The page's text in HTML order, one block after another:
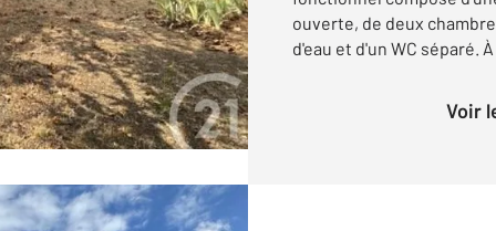
ouverte, de deux
d'eau et d'un WC séparé.
Voir